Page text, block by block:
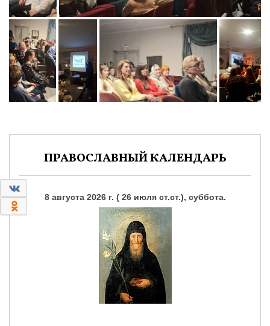
ПРАВОСЛАВНЫЙ КАЛЕНДАРЬ
8 августа 2026 г. ( 26 июля ст.ст.), суббота.